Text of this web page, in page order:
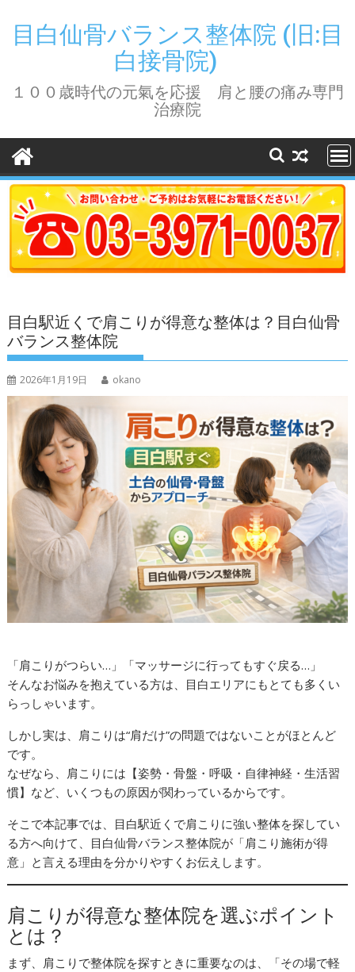
content
目白仙骨バランス整体院 (旧:目
白接骨院)
１００歳時代の元氣を応援 肩と腰の痛み専門
治療院
目白駅近くで肩こりが得意な整体は？目白仙骨
バランス整体院
2026年1月19日 okano
「肩こりがつらい…」「マッサージに行ってもすぐ戻る…」
そんなお悩みを抱えている方は、目白エリアにもとても多くい
らっしゃいます。
しかし実は、肩こりは“肩だけ”の問題ではないことがほとんど
です。
なぜなら、肩こりには【姿勢・骨盤・呼吸・自律神経・生活習
慣】など、いくつもの原因が関わっているからです。
そこで本記事では、目白駅近くで肩こりに強い整体を探してい
る方へ向けて、目白仙骨バランス整体院が「肩こり施術が得
意」と言える理由を分かりやすくお伝えします。
肩こりが得意な整体院を選ぶポイント
とは？
まず、肩こりで整体院を探すときに重要なのは、「その場で軽